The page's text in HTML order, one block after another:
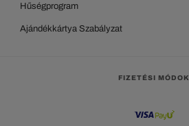
Hűségprogram
Ajándékkártya Szabályzat
FIZETÉSI MÓDOK